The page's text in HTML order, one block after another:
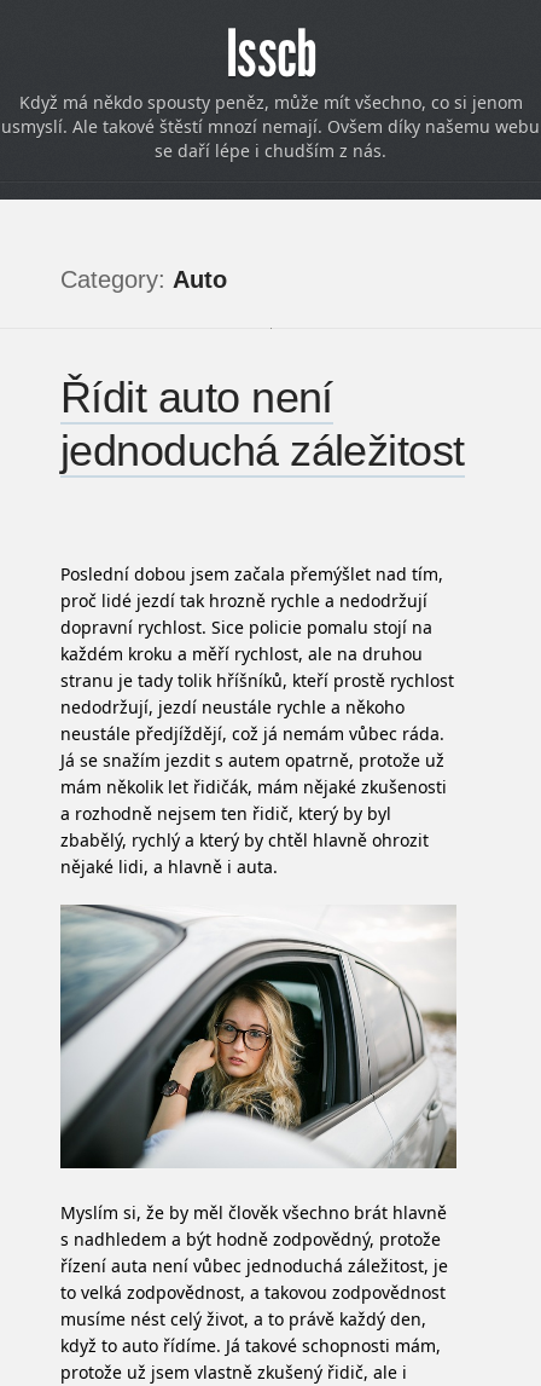
Isscb
Když má někdo spousty peněz, může mít všechno, co si jenom
usmyslí. Ale takové štěstí mnozí nemají. Ovšem díky našemu webu
se daří lépe i chudším z nás.
Category: Auto
Řídit auto není
jednoduchá záležitost
Poslední dobou jsem začala přemýšlet nad tím,
proč lidé jezdí tak hrozně rychle a nedodržují
dopravní rychlost. Sice policie pomalu stojí na
každém kroku a měří rychlost, ale na druhou
stranu je tady tolik hříšníků, kteří prostě rychlost
nedodržují, jezdí neustále rychle a někoho
neustále předjíždějí, což já nemám vůbec ráda.
Já se snažím jezdit s autem opatrně, protože už
mám několik let řidičák, mám nějaké zkušenosti
a rozhodně nejsem ten řidič, který by byl
zbabělý, rychlý a který by chtěl hlavně ohrozit
nějaké lidi, a hlavně i auta.
Myslím si, že by měl člověk všechno brát hlavně
s nadhledem a být hodně zodpovědný, protože
řízení auta není vůbec jednoduchá záležitost, je
to velká zodpovědnost, a takovou zodpovědnost
musíme nést celý život, a to právě každý den,
když to auto řídíme. Já takové schopnosti mám,
protože už jsem vlastně zkušený řidič, ale i